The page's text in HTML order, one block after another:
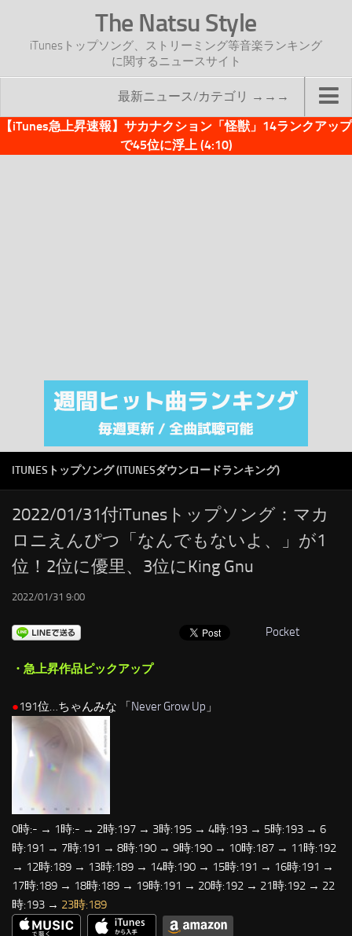
The Natsu Style
iTunesトップソング、ストリーミング等音楽ランキング
に関するニュースサイト
最新ニュース/カテゴリ →→→
TOP
注目カテゴリ
オリジナルiTunes週間トップソング
RSS
LINKS
【iTunes急上昇速報】サカナクション「怪獣」14ランクアップ
で45位に浮上 (4:10)
ITUNESトップソング (ITUNESダウンロードランキング)
2022/01/31付iTunesトップソング：マカ
ロニえんぴつ「なんでもないよ、」が1
位！2位に優里、3位にKing Gnu
2022/01/31 9:00
Pocket
・急上昇作品ピックアップ
●191位…ちゃんみな 「Never Grow Up 」
0時:- → 1時:- → 2時:197 → 3時:195 → 4時:193 → 5時:193 → 6
時:191 → 7時:191 → 8時:190 → 9時:190 → 10時:187 → 11時:192
→ 12時:189 → 13時:189 → 14時:190 → 15時:191 → 16時:191 →
17時:189 → 18時:189 → 19時:191 → 20時:192 → 21時:192 → 22
時:193 → 23時:189